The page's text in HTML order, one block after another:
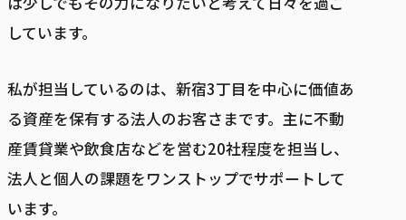
しています。
私が担当しているのは、新宿3丁目を中心に価値あ
る資産を保有する法人のお客さまです。主に不動
産賃貸業や飲食店などを営む20社程度を担当し、
法人と個人の課題をワンストップでサポートして
います。